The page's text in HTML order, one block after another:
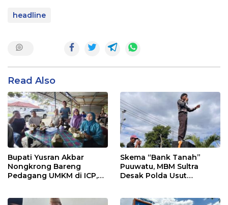
headline
Read Also
Bupati Yusran Akbar
Nongkrong Bareng
Pedagang UMKM di ICP,
Kerakyatan
Skema “Bank Tanah”
Puuwatu, MBM Sultra
Desak Polda Usut